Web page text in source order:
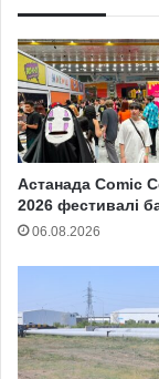
Астанада Comic
2026 фестивалі
06.08.2026